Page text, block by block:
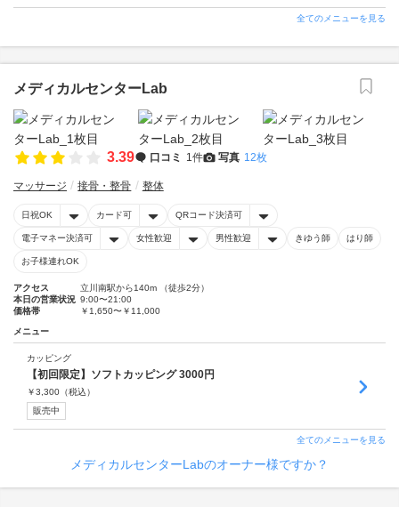
全てのメニューを見る
メディカルセンターLab
3.39 口コミ 1件 写真 12枚
マッサージ 接骨・整骨 整体
日祝OK カード可 QRコード決済可
電子マネー決済可 女性歓迎 男性歓迎 きゆう師 はり師
お子様連れOK
アクセス
立川南駅から140m （徒歩2分）
本日の営業状況 9:00〜21:00
価格帯
￥1,650〜￥11,000
メニュー
カッピング
【初回限定】ソフトカッピング 3000円
￥3,300 （税込）
販売中
全てのメニューを見る
メディカルセンターLabのオーナー様ですか？